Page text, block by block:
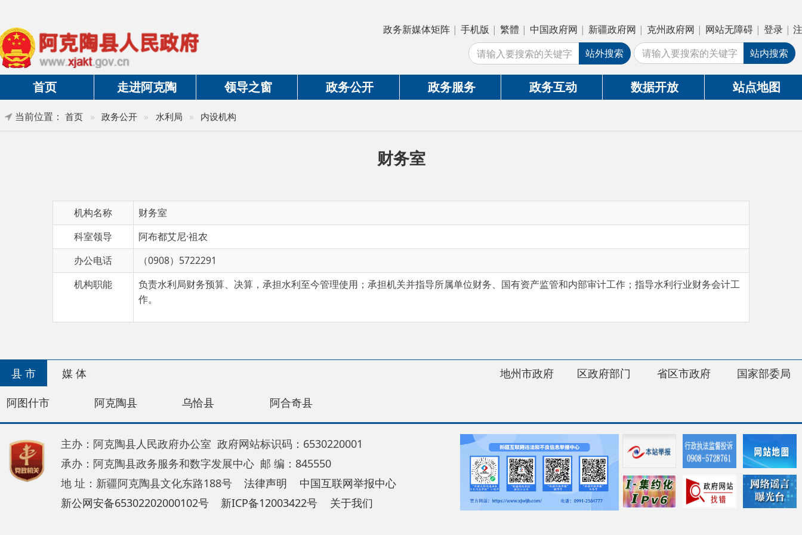
政务新媒体矩阵 | 手机版| 繁體 | 中国政府网| 新疆政府网| 克州政府网 | 网站无障碍| 登录| 注册
首页 走进阿克陶 领导之窗 政务公开 政务服务 政务互动 数据开放 站点地图
站外搜索 站内搜索
当前位置：首页 » 政务公开 » 水利局 » 内设机构
科室领导
阿布都艾尼·祖农
办公电话
（0908）5722291
机构职能
负责水利局财务预算、决算，承担水利至今管理使用；承担机关并指导所属单位财务、国有资产监管和内部审计工作；指导水利行业财务会计工
承办：阿克陶县政务服务和数字发展中心 邮 编：845550
地 址：新疆阿克陶县文化东路188号 法律声明
中国互联网举报中心
新公网安备65302202000102号
新ICP备12003422号 关于我们